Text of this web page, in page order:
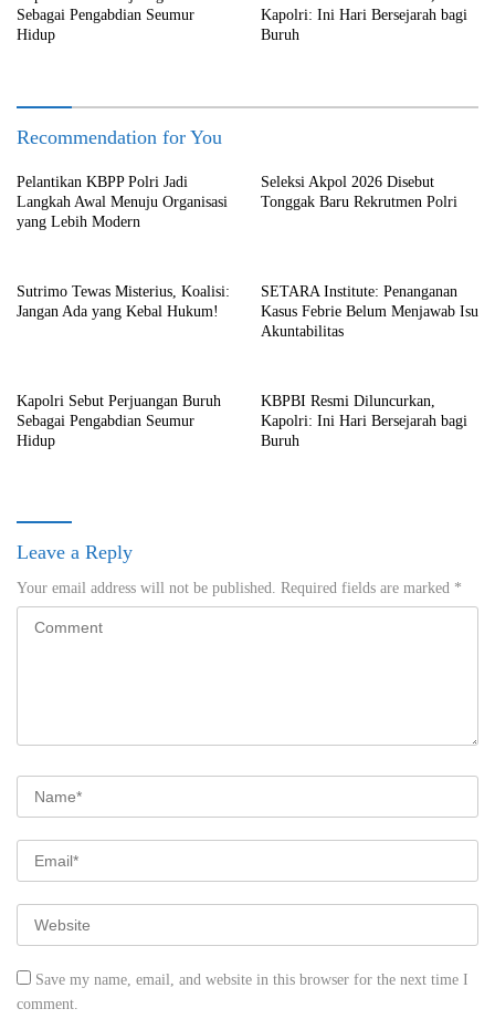
Sebagai Pengabdian Seumur
Hidup
Kapolri: Ini Hari Bersejarah bagi
Buruh
Recommendation for You
Pelantikan KBPP Polri Jadi
Langkah Awal Menuju Organisasi
yang Lebih Modern
Seleksi Akpol 2026 Disebut
Tonggak Baru Rekrutmen Polri
Sutrimo Tewas Misterius, Koalisi:
Jangan Ada yang Kebal Hukum!
SETARA Institute: Penanganan
Kasus Febrie Belum Menjawab Isu
Akuntabilitas
Kapolri Sebut Perjuangan Buruh
Sebagai Pengabdian Seumur
Hidup
KBPBI Resmi Diluncurkan,
Kapolri: Ini Hari Bersejarah bagi
Buruh
Leave a Reply
Your email address will not be published. Required fields are marked *
Save my name, email, and website in this browser for the next time I
comment.